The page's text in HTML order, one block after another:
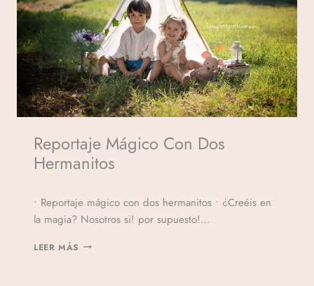
Reportaje Mágico Con Dos
Hermanitos
Veronicamulio
• Reportaje mágico con dos hermanitos • ¿Creéis en
la magia? Nosotros si! por supuesto!…
LEER MÁS